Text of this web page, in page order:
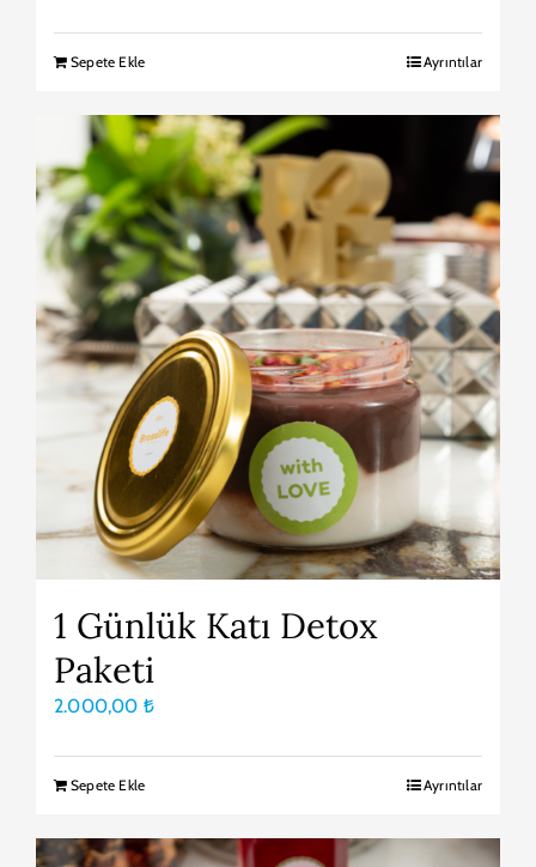
Sepete Ekle Ayrıntılar
1 Günlük Katı Detox
Paketi
2.000,00 ₺
Sepete Ekle Ayrıntılar